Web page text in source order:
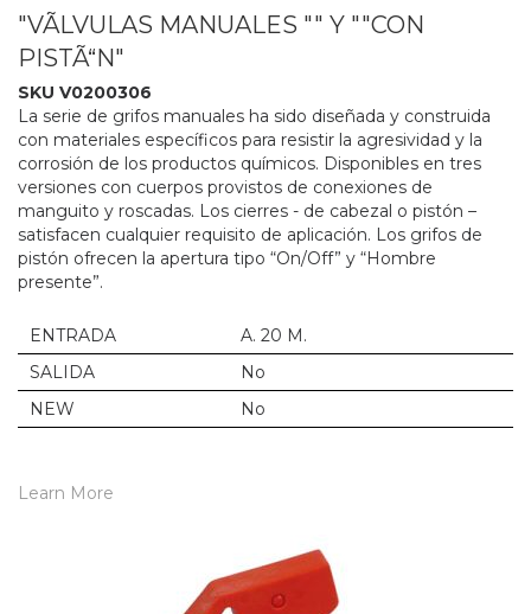
"VÃLVULAS MANUALES "" Y ""CON
PISTÃ“N"
SKU V0200306
La serie de grifos manuales ha sido diseñada y construida
con materiales específicos para resistir la agresividad y la
corrosión de los productos químicos. Disponibles en tres
versiones con cuerpos provistos de conexiones de
manguito y roscadas. Los cierres - de cabezal o pistón –
satisfacen cualquier requisito de aplicación. Los grifos de
pistón ofrecen la apertura tipo “On/Off” y “Hombre
presente”.
ENTRADA
A. 20 M.
SALIDA
No
NEW
No
Learn More